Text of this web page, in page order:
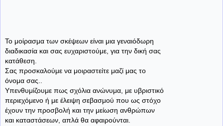
Το μοίρασμα των σκέψεων είναι μια γεναιόδωρη
διαδικασία και σας ευχαριστούμε, για την δική σας
κατάθεση.
Σας προσκαλούμε να μοιραστείτε μαζί μας το
όνομα σας..
Υπενθυμίζουμε πως σχόλια ανώνυμα, με υβριστικό
περιεχόμενο ή με έλειψη σεβασμού που ως στόχο
έχουν την προσβολή και την μείωση ανθρώπων
και καταστάσεων, απλά θα αφαιρούνται.